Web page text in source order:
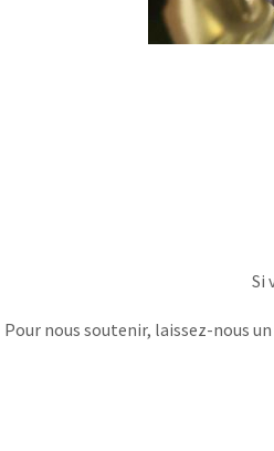
Si
Pour nous soutenir, laissez-nous